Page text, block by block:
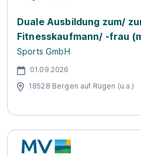
Duale Ausbildung zum/
Fitnesskaufmann/ -frau
Sports GmbH
01.09.2026
18528 Bergen auf Rügen (u.a.)